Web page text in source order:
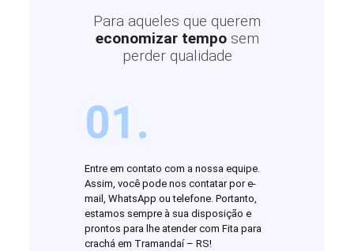
Para aqueles que querem
economizar tempo sem
perder qualidade
01.
Entre em contato com a nossa equipe.
Assim, você pode nos contatar por e-
mail, WhatsApp ou telefone. Portanto,
estamos sempre à sua disposição e
prontos para lhe atender com Fita para
crachá em Tramandaí – RS!